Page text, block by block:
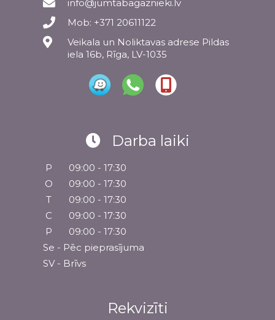
info@jumtabagaznieki.lv
Mob: +371 20611122
Veikala un Noliktavas adrese Pildas
iela 16b, Rīga, LV-1035
Darba laiki
P
09:00 - 17:30
O
09:00 - 17:30
T
09:00 - 17:30
C
09:00 - 17:30
P
09:00 - 17:30
Se - Pēc pieprasījuma
SV - Brīvs
Rekvizīti